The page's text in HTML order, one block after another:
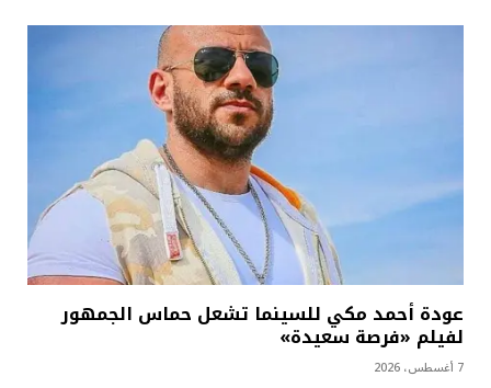
عودة أحمد مكي للسينما تشعل حماس الجمهور
لفيلم «فرصة سعيدة»
7 أغسطس، 2026